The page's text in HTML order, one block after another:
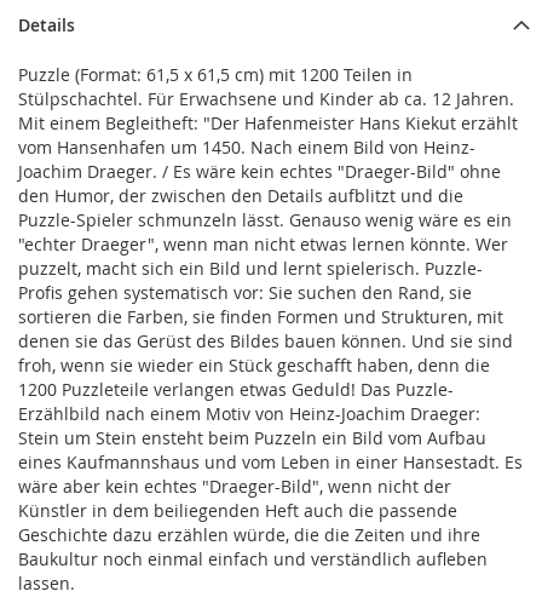
Details
Puzzle (Format: 61,5 x 61,5 cm) mit 1200 Teilen in
Stülpschachtel. Für Erwachsene und Kinder ab ca. 12 Jahren.
Mit einem Begleitheft: "Der Hafenmeister Hans Kiekut erzählt
vom Hansenhafen um 1450. Nach einem Bild von Heinz-
Joachim Draeger. / Es wäre kein echtes "Draeger-Bild" ohne
den Humor, der zwischen den Details aufblitzt und die
Puzzle-Spieler schmunzeln lässt. Genauso wenig wäre es ein
"echter Draeger", wenn man nicht etwas lernen könnte. Wer
puzzelt, macht sich ein Bild und lernt spielerisch. Puzzle-
Profis gehen systematisch vor: Sie suchen den Rand, sie
sortieren die Farben, sie finden Formen und Strukturen, mit
denen sie das Gerüst des Bildes bauen können. Und sie sind
froh, wenn sie wieder ein Stück geschafft haben, denn die
1200 Puzzleteile verlangen etwas Geduld! Das Puzzle-
Erzählbild nach einem Motiv von Heinz-Joachim Draeger:
Stein um Stein ensteht beim Puzzeln ein Bild vom Aufbau
eines Kaufmannshaus und vom Leben in einer Hansestadt. Es
wäre aber kein echtes "Draeger-Bild", wenn nicht der
Künstler in dem beiliegenden Heft auch die passende
Geschichte dazu erzählen würde, die die Zeiten und ihre
Baukultur noch einmal einfach und verständlich aufleben
lassen.